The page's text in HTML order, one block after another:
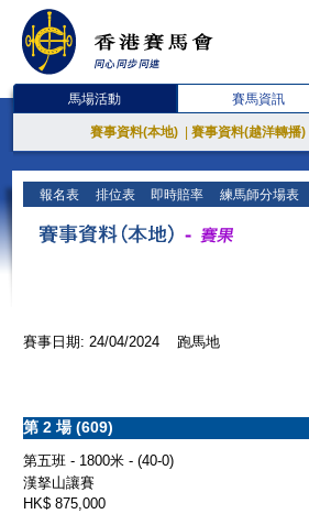
馬場活動 賽馬資訊
賽事資料(本地) 賽事資料(越洋轉播)
報名表 排位表 即時賠率 練馬師分場表
賽事日期: 24/04/2024 跑馬地
第 2 場 (609)
第五班 - 1800米 - (40-0)
漢拏山讓賽
HK$ 875,000